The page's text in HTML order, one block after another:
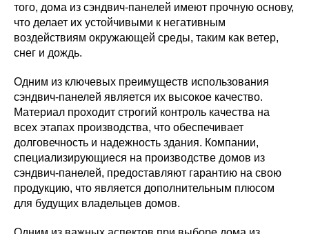
того, дома из сэндвич-панелей имеют прочную основу,
что делает их устойчивыми к негативным
воздействиям окружающей среды, таким как ветер,
снег и дождь.
Одним из ключевых преимуществ использования
сэндвич-панелей является их высокое качество.
Материал проходит строгий контроль качества на
всех этапах производства, что обеспечивает
долговечность и надежность здания. Компании,
специализирующиеся на производстве домов из
сэндвич-панелей, предоставляют гарантию на свою
продукцию, что является дополнительным плюсом
для будущих владельцев домов.